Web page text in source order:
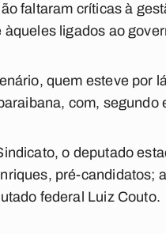
faltaram críticas à
àqueles ligados ao
quem esteve por
com,
o deputado
pré-candidatos;
federal Luiz Couto.